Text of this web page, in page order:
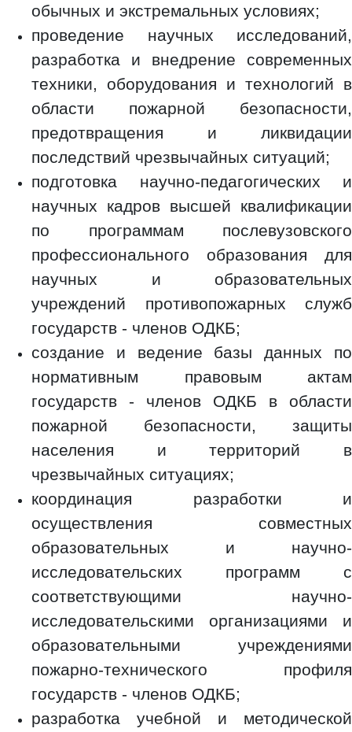
обычных и экстремальных условиях;
проведение научных исследований,
разработка и внедрение современных
техники, оборудования и технологий в
области пожарной безопасности,
предотвращения и ликвидации
последствий чрезвычайных ситуаций;
подготовка научно-педагогических и
научных кадров высшей квалификации
по программам послевузовского
профессионального образования для
научных и образовательных
учреждений противопожарных служб
государств - членов ОДКБ;
создание и ведение базы данных по
нормативным правовым актам
государств - членов ОДКБ в области
пожарной безопасности, защиты
населения и территорий в
чрезвычайных ситуациях;
координация разработки и
осуществления совместных
образовательных и научно-
исследовательских программ с
соответствующими научно-
исследовательскими организациями и
образовательными учреждениями
пожарно-технического профиля
государств - членов ОДКБ;
разработка учебной и методической